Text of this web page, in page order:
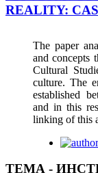
REALITY:
The paper
and concepts
Cultural
culture. The
established
and in this
linking of this
ТЕМА -